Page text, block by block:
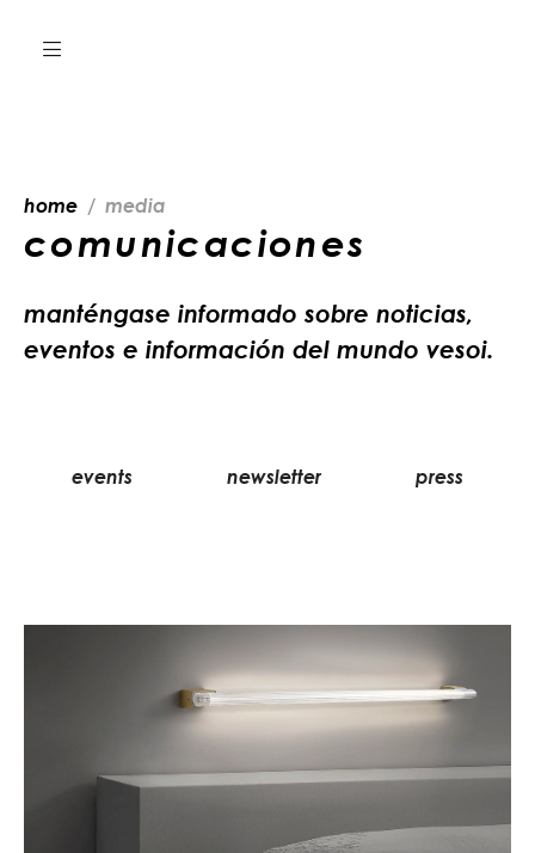
home media
comunicaciones
manténgase informado sobre noticias,
eventos e información del mundo vesoi.
events newsletter press